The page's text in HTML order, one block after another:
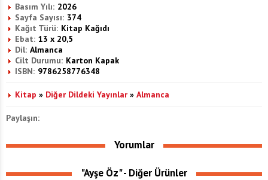
Basım Yılı: 2026
Sayfa Sayısı: 374
Kağıt Türü: Kitap Kağıdı
Ebat: 13 x 20,5
Dil: Almanca
Cilt Durumu: Karton Kapak
ISBN: 9786258776348
Kitap » Diğer Dildeki Yayınlar » Almanca
Paylaşın:
Yorumlar
"Ayşe Öz" - Diğer Ürünler